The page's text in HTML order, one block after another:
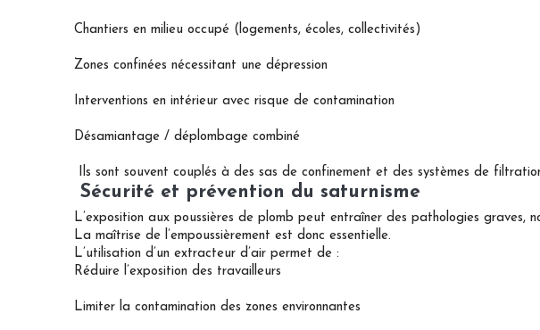
Chantiers en milieu occupé (logements, écoles, collectivités)
Zones confinées nécessitant une dépression
Interventions en intérieur avec risque de contamination
Désamiantage / déplombage combiné
Ils sont souvent couplés à des sas de confinement et des systèmes de
Sécurité et prévention du saturnisme
L’exposition aux poussières de plomb peut entraîner des pathologies graves,
La maîtrise de l’empoussièrement est donc essentielle.
L’utilisation d’un extracteur d’air permet de :
Réduire l’exposition des travailleurs
Limiter la contamination des zones environnantes